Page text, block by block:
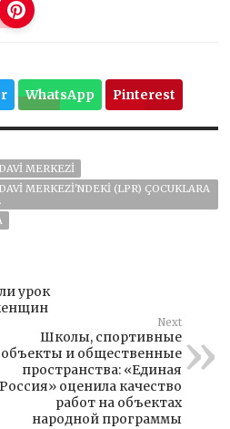
WhatsApp Pinterest
MERKEZI
MERKEZI'NDEKI (LPR) ÇOCUKLARA
урок
Next
Школы, спортивные
объекты и общественные
пространства: «Единая
Россия» оценила качество
работ на объектах
народной программы